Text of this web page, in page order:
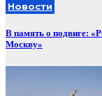
Новости
В память о подвиге:
Москву»